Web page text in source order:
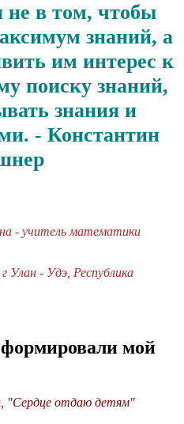
не в том, чтобы
знаний, а
им интерес к
поиску знаний,
знания и
- Константин
- учитель математики
Улан - Удэ, Республика
мой
"Сердце отдаю детям"